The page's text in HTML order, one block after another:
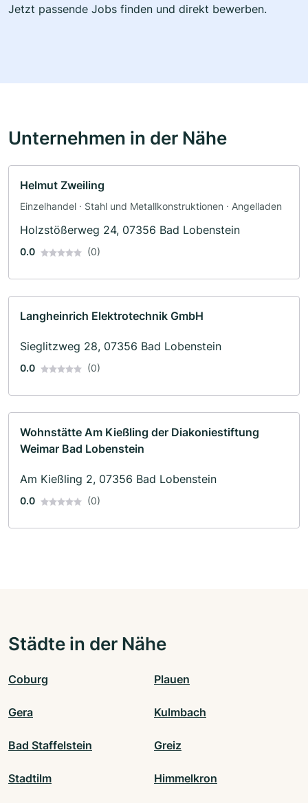
Jetzt passende Jobs finden und direkt bewerben.
Unternehmen in der Nähe
Helmut Zweiling
Einzelhandel · Stahl und Metallkonstruktionen · Angelladen
Holzstößerweg 24, 07356 Bad Lobenstein
0.0 (0)
Langheinrich Elektrotechnik GmbH
Sieglitzweg 28, 07356 Bad Lobenstein
0.0 (0)
Wohnstätte Am Kießling der Diakoniestiftung
Weimar Bad Lobenstein
Am Kießling 2, 07356 Bad Lobenstein
0.0 (0)
Städte in der Nähe
Coburg Plauen
Gera Kulmbach
Bad Staffelstein Greiz
Stadtilm Himmelkron